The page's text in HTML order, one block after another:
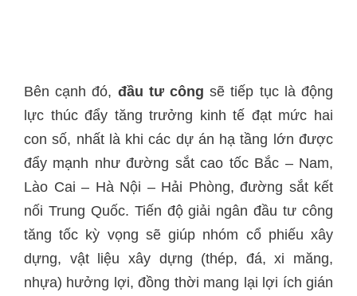
‏Bên cạnh đó, đầu tư công sẽ tiếp tục là động
lực thúc đẩy tăng trưởng kinh tế đạt mức hai
con số, nhất là khi các dự án hạ tầng lớn được
đẩy mạnh như đường sắt cao tốc Bắc – Nam,
Lào Cai – Hà Nội – Hải Phòng, đường sắt kết
nối Trung Quốc. Tiến độ giải ngân đầu tư công
tăng tốc kỳ vọng sẽ giúp nhóm cổ phiếu xây
dựng, vật liệu xây dựng (thép, đá, xi măng,
nhựa) hưởng lợi, đồng thời mang lại lợi ích gián